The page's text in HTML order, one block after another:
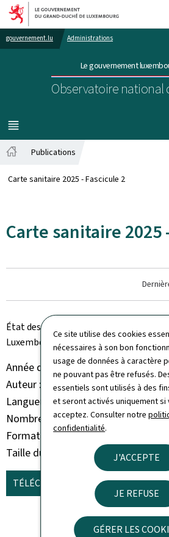
Ce site utilise des cookies
nécessaires à son bon
usage de données à caractère
ne pouvant pas être refusés.
essentiels sont utilisés à des
et seront activés uniquement si
acceptez. Consulter notre
confidentialité.
J'ACCEPTE
JE REFUSE
GÉRER LES
Aller au menu
Aller au contenu
gouvernement.lu Administrations
Le gouvernement
Observatoire national
MENU
PRINCIPAL
Publications
Carte sanitaire 2025 - Fascicule 2
Carte sanitaire 2025
État des lieux des services hospitaliers
Luxembourg
Année de parution 2026
Auteur
Charles Pierre
Langue(s)
Français
Nombre de pages 91 page(s)
Format du document
Taille du fichier
3,56 Mo
TÉLÉCHARGER (FR, PDF - 3,56 MO)